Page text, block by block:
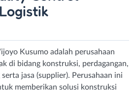
Kusumo adalah perusahaan
di bidang konstruksi, perdagangan,
jasa (supplier). Perusahaan ini
memberikan solusi konstruksi